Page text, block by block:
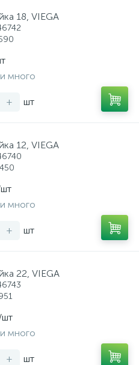
18, VIEGA
много
+ шт
12, VIEGA
много
+ шт
22, VIEGA
много
+ шт